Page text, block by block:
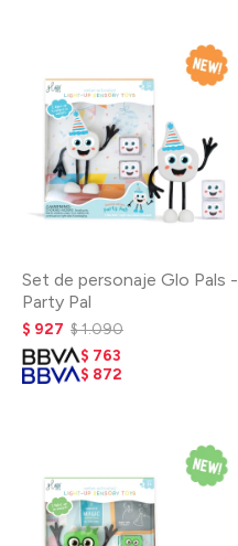
Set de personaje Glo Pals -
Party Pal
$ 927 $1.090
$ 763
$ 872